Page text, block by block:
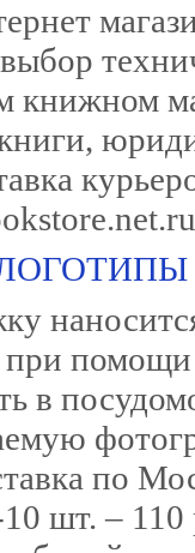
книжном
при
в
по
шт. –